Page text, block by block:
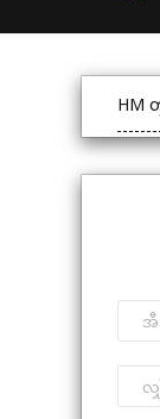
HM